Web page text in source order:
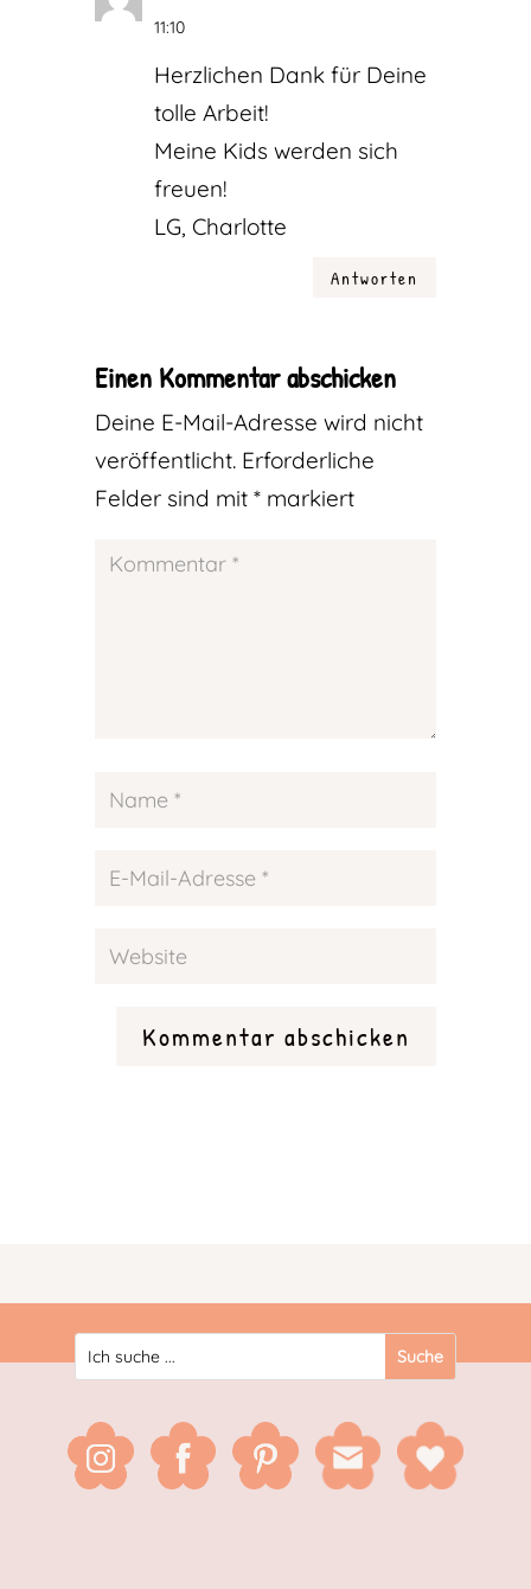
11:10
Herzlichen Dank für Deine
tolle Arbeit!
Meine Kids werden sich
freuen!
LG, Charlotte
Antworten
Einen Kommentar abschicken
Deine E-Mail-Adresse wird nicht
veröffentlicht. Erforderliche
Felder sind mit *markiert
Kommentar abschicken